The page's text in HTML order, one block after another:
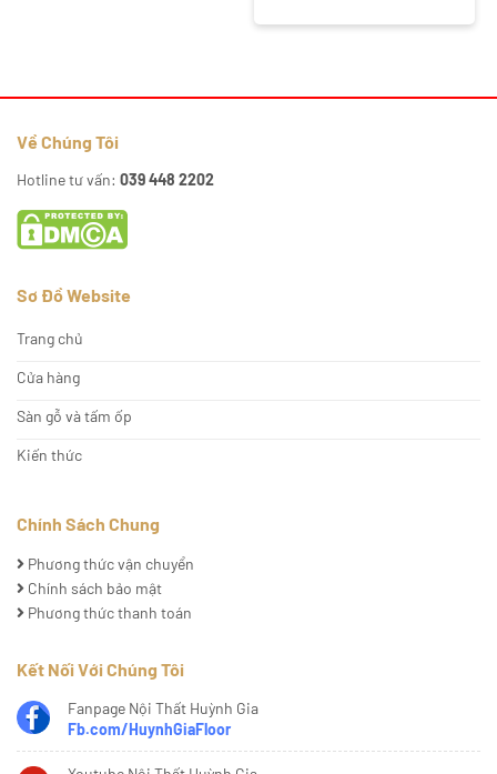
Về Chúng Tôi
Hotline tư vấn: 039 448 2202
Sơ Đồ Website
Trang chủ
Cửa hàng
Sàn gỗ và tấm ốp
Kiến thức
Chính Sách Chung
Phương thức vận chuyển
Chính sách bảo mật
Phương thức thanh toán
Kết Nối Với Chúng Tôi
Fanpage Nội Thất Huỳnh Gia
Fb.com/HuynhGiaFloor